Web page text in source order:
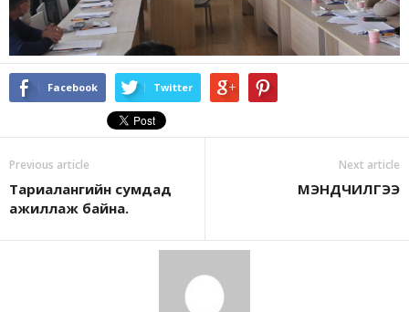
Facebook Twitter
Previous article
Тариалангийн сумдад
ажиллаж байна.
Next article
МЭНДЧИЛГЭЭ